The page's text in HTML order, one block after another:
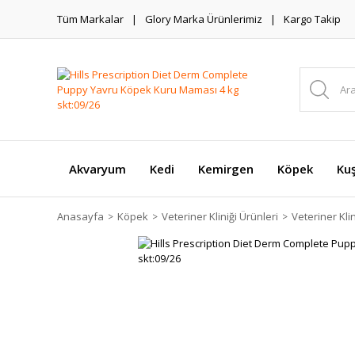
Tüm Markalar Glory Marka Ürünlerimiz Kargo Takip
Akvaryum Kedi Kemirgen Köpek
Anasayfa Köpek Veteriner Kliniği Ürünleri Veteriner